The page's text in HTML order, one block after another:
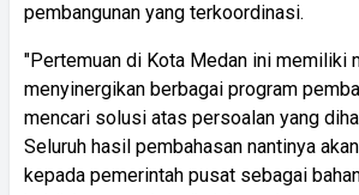
pembangunan yang terkoordinasi.
"Pertemuan di Kota Medan ini memiliki
menyinergikan berbagai program
mencari solusi atas persoalan yang
Seluruh hasil pembahasan nantinya
kepada pemerintah pusat sebagai